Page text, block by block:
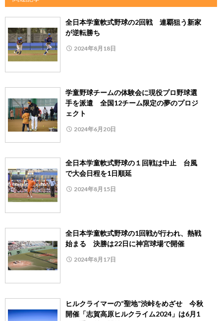
全日本学童軟式野球の2回戦 連覇狙う新家
が逆転勝ち
2024年8月18日
学童野球チームの体験会に現役プロ野球選
手を派遣 全国12チーム限定の夢のプロジ
ェクト
2024年6月20日
全日本学童軟式野球の１回戦は中止 台風
で大会日程を1日順延
2024年8月15日
全日本学童軟式野球の1回戦が行われ、熱戦
始まる 決勝は22日に神宮球場で開催
2024年8月17日
ヒルクライマーの“聖地”渋峠をめざせ 今秋
開催「志賀高原ヒルクライム2024」は6月1